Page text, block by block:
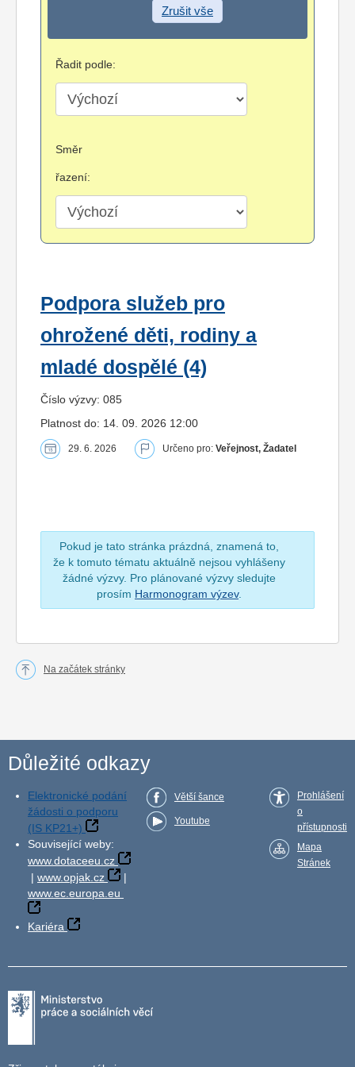
Zrušit vše
Řadit podle:
Směr
řazení:
Podpora služeb pro
ohrožené děti, rodiny a
mladé dospělé (4)
Číslo výzvy: 085
Platnost do: 14. 09. 2026 12:00
29. 6. 2026 Určeno pro: Veřejnost, Žadatel
Pokud je tato stránka prázdná, znamená to,
že k tomuto tématu aktuálně nejsou vyhlášeny
žádné výzvy. Pro plánované výzvy sledujte
prosím Harmonogram výzev.
Na začátek stránky
Důležité odkazy
Elektronické podání
žádosti o podporu
(IS KP21+)
Související weby:
www.dotaceeu.cz
| www.opjak.cz
|
www.ec.europa.eu
Kariéra
Větší šance
Youtube
Prohlášení
o
přístupnosti
Mapa
Stránek